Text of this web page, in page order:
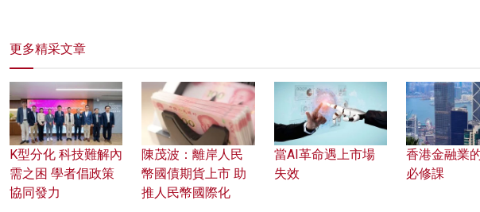
更多精采文章
K型分化 科技難解內
需之困 學者倡政策
協同發力
陳茂波：離岸人民
幣國債期貨上市 助
推人民幣國際化
當AI革命遇上市場
失效
香港金融業
必修課